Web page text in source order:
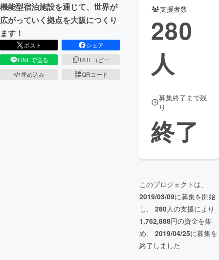
機能型宿泊施設を通じて、世界が
広がっていく拠点を大阪につくり
ます！
ポスト
シェア
LINEで送る
URLコピー
埋め込み
QRコード
支援者数
280
人
募集終了まで残
り
終了
このプロジェクトは、
2019/03/09に募集を開始
し、 280人の支援により
1,762,888円の資金を集
め、 2019/04/25に募集を
終了しました